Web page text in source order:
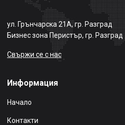
ул. Грънчарска 21А, гр. Разград
Бизнес зона Перистър, гр. Разград
Свържи се с нас
Информация
Начало
Контакти